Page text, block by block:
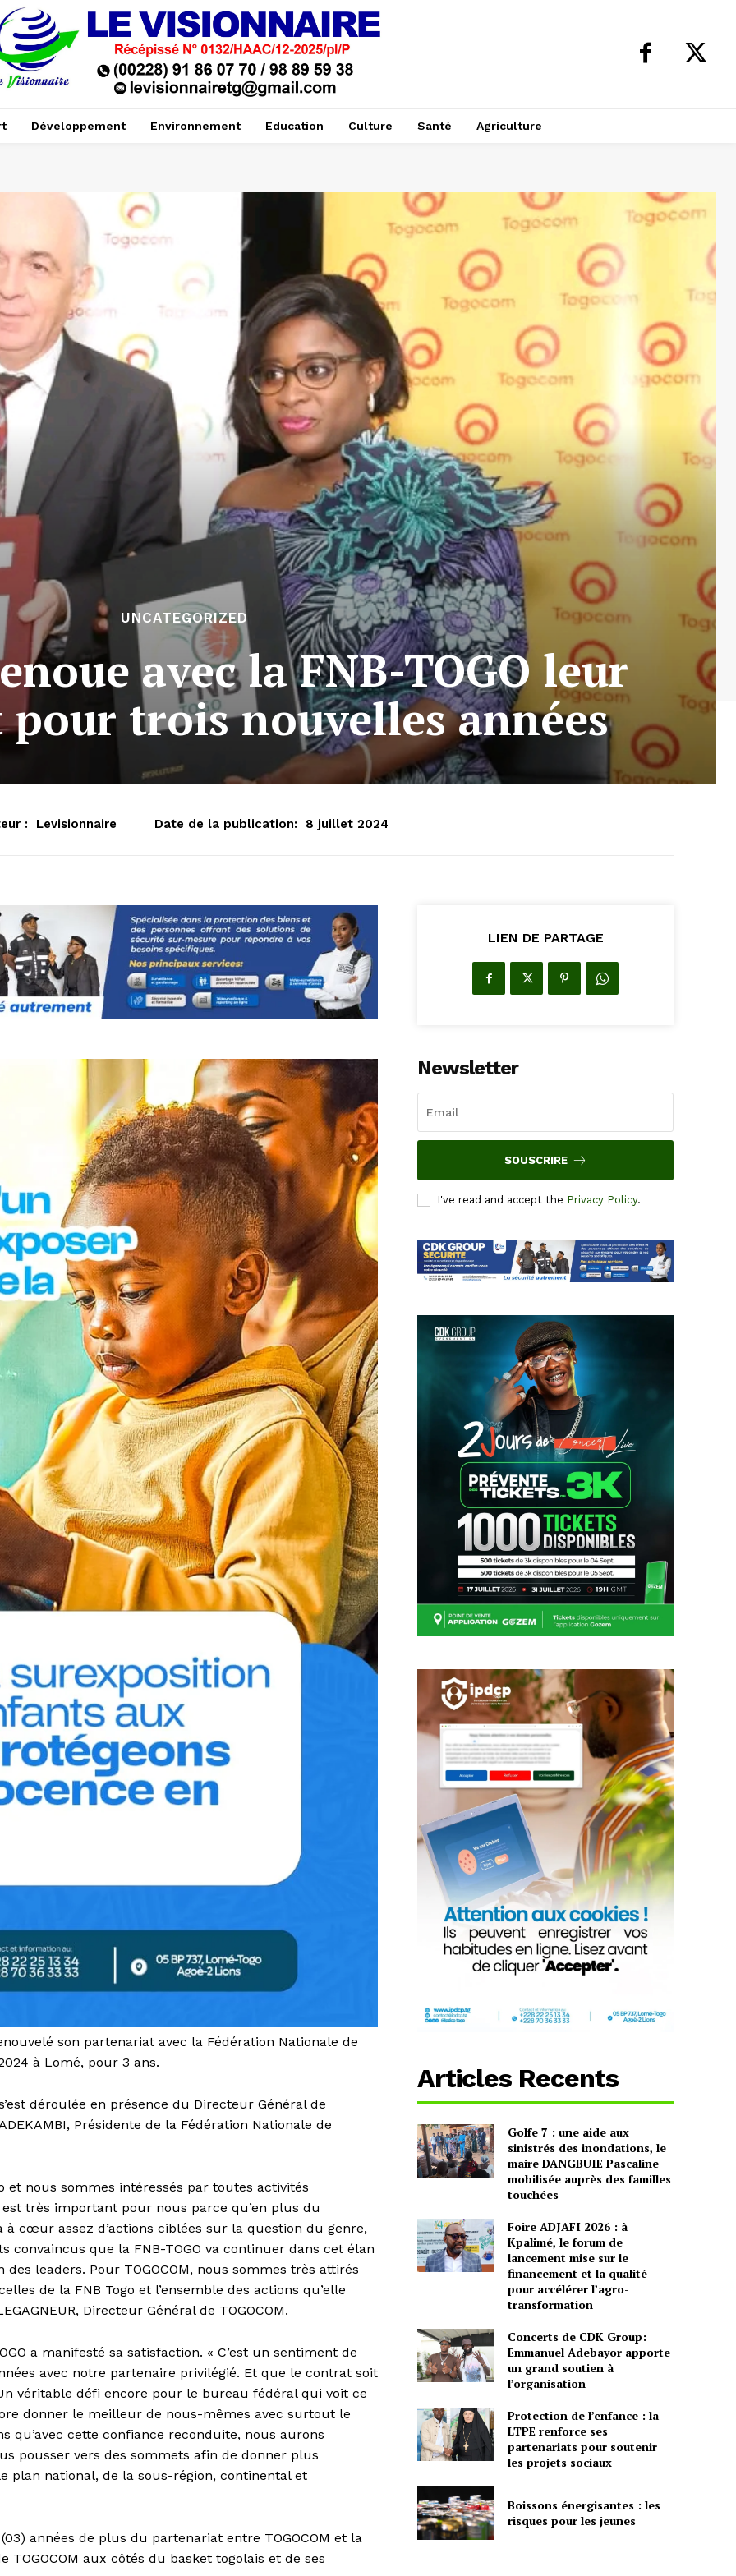
Développement Environnement Education Culture Santé Agriculture
UNCATEGORIZED
avec la FNB-TOGO leur
trois nouvelles années
: Levisionnaire Date de la publication: 8 juillet 2024
son partenariat avec la Fédération Nationale de
à Lomé, pour 3 ans.
déroulée en présence du Directeur Général de
Présidente de la Fédération Nationale de
et nous sommes intéressés par toutes activités
très important pour nous parce qu’en plus du
cœur assez d’actions ciblées sur la question du genre,
convaincus que la FNB-TOGO va continuer dans cet élan
leaders. Pour TOGOCOM, nous sommes très attirés
de la FNB Togo et l’ensemble des actions qu’elle
Directeur Général de TOGOCOM.
a manifesté sa satisfaction. « C’est un sentiment de
avec notre partenaire privilégié. Et que le contrat soit
véritable défi encore pour le bureau fédéral qui voit ce
donner le meilleur de nous-mêmes avec surtout le
qu’avec cette confiance reconduite, nous aurons
pousser vers des sommets afin de donner plus
plan national, de la sous-région, continental et
années de plus du partenariat entre TOGOCOM et la
TOGOCOM aux côtés du basket togolais et de ses
LIEN DE PARTAGE
Newsletter
SOUSCRIRE
I've read and accept the Privacy Policy.
Articles Recents
Golfe 7 : une aide aux
sinistrés des inondations, le
maire DANGBUIE Pascaline
mobilisée auprès des familles
touchées
Foire ADJAFI 2026 : à
Kpalimé, le forum de
lancement mise sur le
financement et la qualité
pour accélérer l’agro-
transformation
Concerts de CDK Group:
Emmanuel Adebayor apporte
un grand soutien à
l’organisation
Protection de l’enfance : la
LTPE renforce ses
partenariats pour soutenir
les projets sociaux
Boissons énergisantes : les
risques pour les jeunes